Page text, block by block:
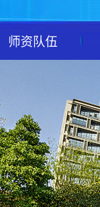
师资队伍